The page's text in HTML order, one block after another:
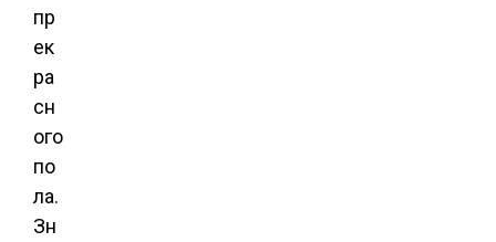
пр
ек
ра
сн
ого
по
ла.
Зн